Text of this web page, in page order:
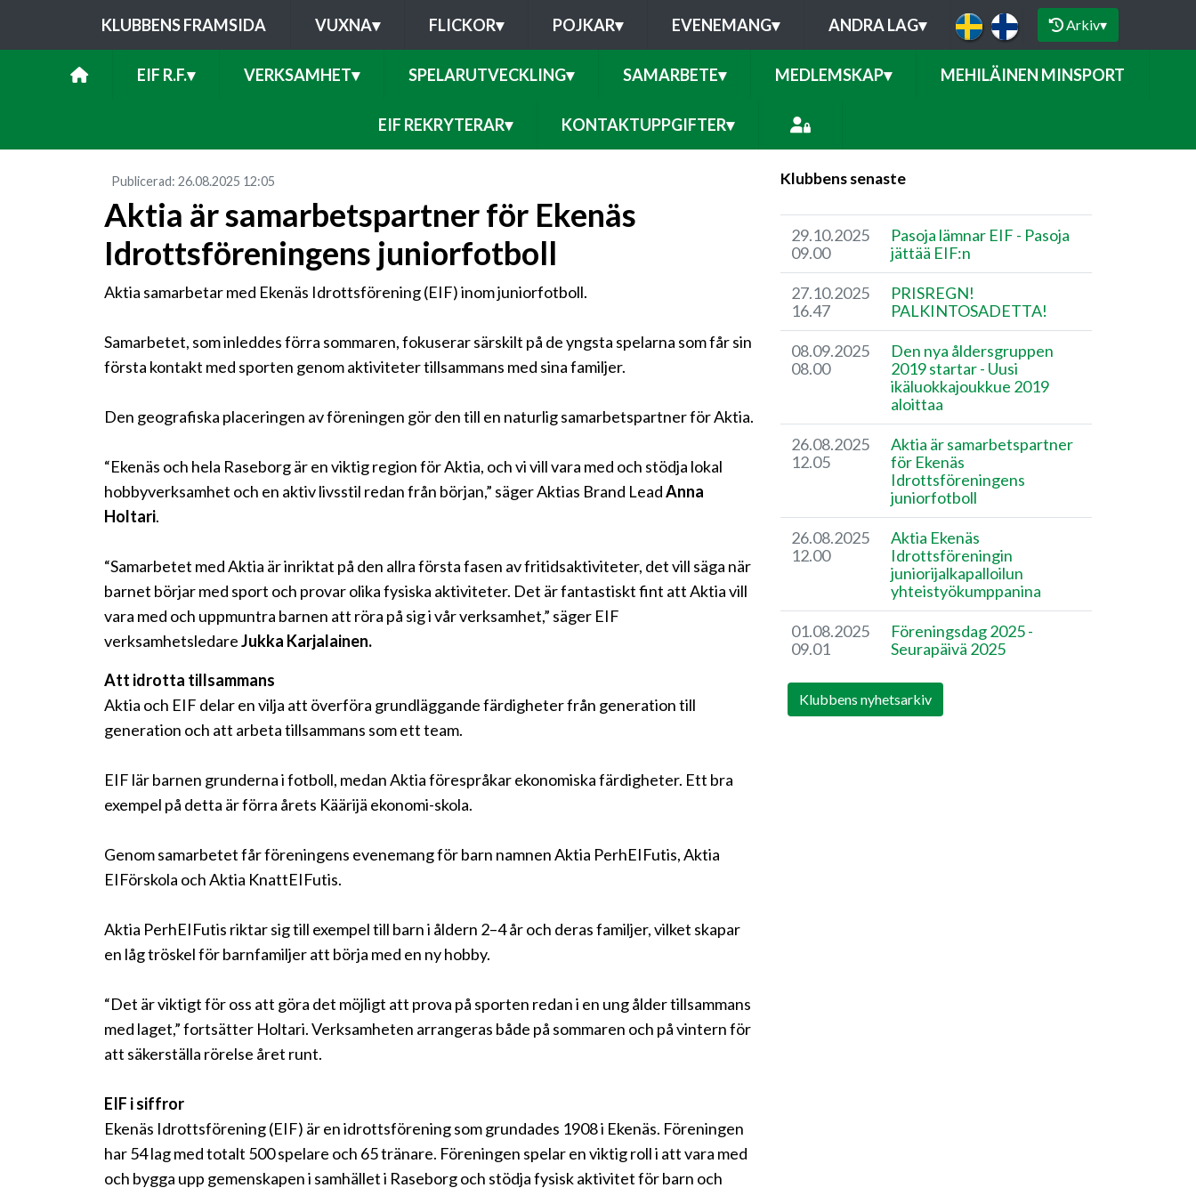
KLUBBENS FRAMSIDA VUXNA▾ FLICKOR▾ POJKAR▾ EVENEMANG▾ ANDRA LAG▾ Arkiv▾
EIF R.F.▾ VERKSAMHET▾ SPELARUTVECKLING▾ SAMARBETE▾ MEDLEMSKAP▾ MEHILÄINEN MINSPORT
EIF REKRYTERAR▾ KONTAKTUPPGIFTER▾
Publicerad: 26.08.2025 12:05
Aktia är samarbetspartner för Ekenäs
Idrottsföreningens juniorfotboll
Aktia samarbetar med Ekenäs Idrottsförening (EIF) inom juniorfotboll.
Samarbetet, som inleddes förra sommaren, fokuserar särskilt på de yngsta spelarna som får sin
första kontakt med sporten genom aktiviteter tillsammans med sina familjer.
Den geografiska placeringen av föreningen gör den till en naturlig samarbetspartner för Aktia.
“Ekenäs och hela Raseborg är en viktig region för Aktia, och vi vill vara med och stödja lokal
hobbyverksamhet och en aktiv livsstil redan från början,” säger Aktias Brand LeadAnna
Holtari.
“Samarbetet med Aktia är inriktat på den allra första fasen av fritidsaktiviteter, det vill säga när
barnet börjar med sport och provar olika fysiska aktiviteter. Det är fantastiskt fint att Aktia vill
vara med och uppmuntra barnen att röra på sig i vår verksamhet,” säger EIF
verksamhetsledareJukka Karjalainen.
Att idrotta tillsammans
Aktia och EIF delar en vilja att överföra grundläggande färdigheter från generation till
generation och att arbeta tillsammans som ett team.
EIF lär barnen grunderna i fotboll, medan Aktia förespråkar ekonomiska färdigheter. Ett bra
exempel på detta är förra årets Käärijä ekonomi-skola.
Genom samarbetet får föreningens evenemang för barn namnen Aktia PerhEIFutis, Aktia
EIFörskola och Aktia KnattEIFutis.
Aktia PerhEIFutis riktar sig till exempel till barn i åldern 2–4 år och deras familjer, vilket skapar
en låg tröskel för barnfamiljer att börja med en ny hobby.
“Det är viktigt för oss att göra det möjligt att prova på sporten redan i en ung ålder tillsammans
med laget,” fortsätter Holtari. Verksamheten arrangeras både på sommaren och på vintern för
att säkerställa rörelse året runt.
EIF i siffror
Ekenäs Idrottsförening (EIF) är en idrottsförening som grundades 1908 i Ekenäs. Föreningen
har 54 lag med totalt 500 spelare och 65 tränare. Föreningen spelar en viktig roll i att vara med
och bygga upp gemenskapen i samhället i Raseborg och stödja fysisk aktivitet för barn och
Klubbens senaste
29.10.2025
09.00
Pasoja lämnar EIF - Pasoja
jättää EIF:n
27.10.2025
16.47
PRISREGN!
PALKINTOSADETTA!
08.09.2025
08.00
Den nya åldersgruppen
2019 startar - Uusi
ikäluokkajoukkue 2019
aloittaa
26.08.2025
12.05
Aktia är samarbetspartner
för Ekenäs
Idrottsföreningens
juniorfotboll
26.08.2025
12.00
Aktia Ekenäs
Idrottsföreningin
juniorijalkapalloilun
yhteistyökumppanina
01.08.2025
09.01
Föreningsdag 2025 -
Seurapäivä 2025
Klubbens nyhetsarkiv